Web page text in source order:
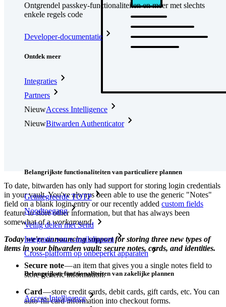
Ontgrendel passkey-functionaliteiten en meer met slechts
enkele regels code
Developer-documentatie
Ontdek meer
Integraties
Partners
NieuwAccess Intelligence
NieuwBitwarden Authenticator
Belangrijkste functionaliteiten van particuliere plannen
Geïntegreerde TOTP
Noodtoegang
Veilig delen met Send
Integratie van e-mailaliassen
Cross-platform op onbeperkt apparaten
Belangrijkste functionaliteiten van zakelijke plannen
Access Intelligence
To date, bitwarden has only had support for storing login credentials
in your vault. You've always been able to use the generic "Notes"
field on a blank login entry or our recently added custom fields
feature to store other information, but that has always been
somewhat of aworkaround.
Today we're announcing support for storing three new types of
items in your bitwarden vault: secure notes, cards, and identities.
Secure note— an item that gives you a single notes field to
store generic information.
Card— store credit cards, debit cards, gift cards, etc. You can
auto-fill card information into checkout forms.